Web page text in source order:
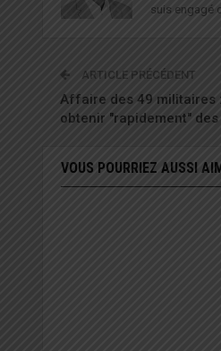
suis engagé
ARTICLE PRÉCÉDENT
Affaire des 49 militaires
obtenir "rapidement"
VOUS POURRIEZ AUSSI